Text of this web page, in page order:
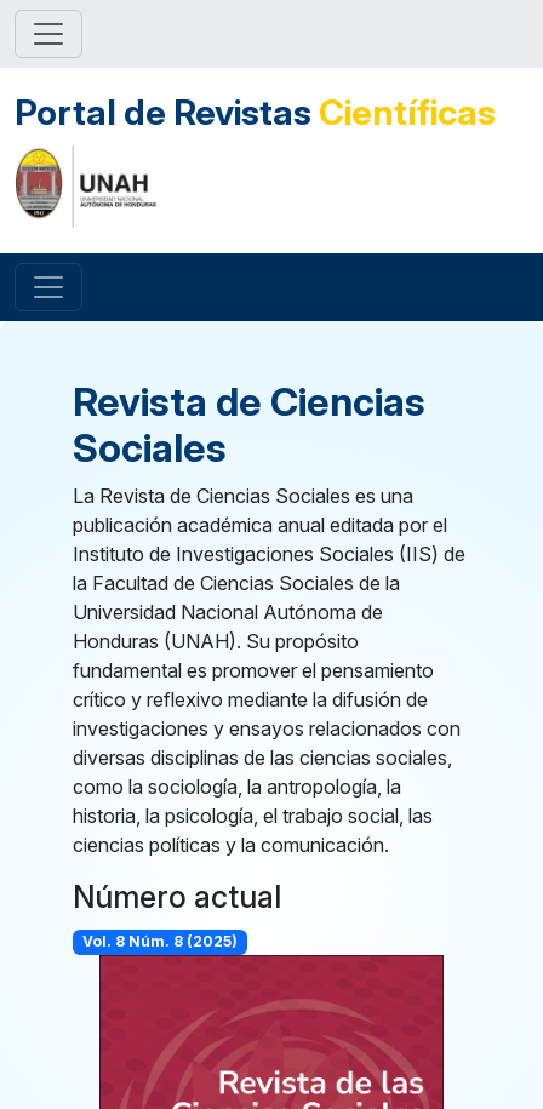
Portal de Revistas Científicas
Revista de Ciencias
Sociales
La Revista de Ciencias Sociales es una
publicación académica anual editada por el
Instituto de Investigaciones Sociales (IIS) de
la Facultad de Ciencias Sociales de la
Universidad Nacional Autónoma de
Honduras (UNAH). Su propósito
fundamental es promover el pensamiento
crítico y reflexivo mediante la difusión de
investigaciones y ensayos relacionados con
diversas disciplinas de las ciencias sociales,
como la sociología, la antropología, la
historia, la psicología, el trabajo social, las
ciencias políticas y la comunicación.
Número actual
Vol. 8 Núm. 8 (2025)